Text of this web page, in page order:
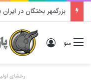
بزرگمهر بختگان در ایران
منو ورود
رخشای